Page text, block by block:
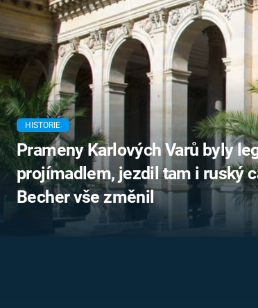
MARIE TEREZIE
NAPOLEON
BONAPARTE
BRITSKÁ
KRÁLOVSKÁ
RODINA
HISTORIE
Prameny Karlových Varů byly
projímadlem, jezdil tam i ruský
Becher vše změnil